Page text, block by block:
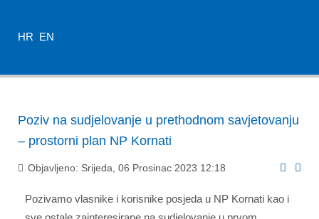
HR EN
Poziv na sudjelovanje u prethodnom savjetovanju
– prostorni plan NP Kornati
Objavljeno: Srijeda, 06 Prosinac 2023 12:18
Pozivamo vlasnike i korisnike posjeda u NP Kornati kao i